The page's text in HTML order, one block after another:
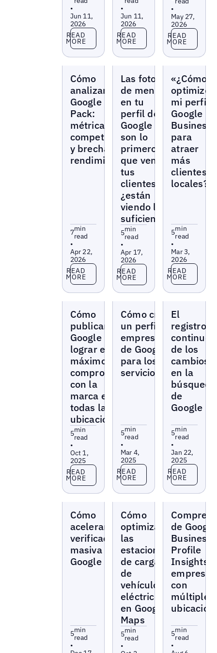
•
Jun 11,
2026
Read more
READ
MORE
•
Jun 11,
2026
Read more
READ
MORE
•
May 27,
2026
Read more
READ
MORE
Cómo
analizar el
Google Local
Pack:
métricas,
competidores
y brechas de
rendimiento
7min
read
•
Apr 22,
2026
Read more
READ
MORE
Las fotos
de menú
en tu
perfil de
Google
son lo
primero
que ven
tus
clientes —
¿están
viendo lo
suficiente?
5min
read
•
Apr 17,
2026
Read more
READ
MORE
«¿Cómo
optimizo
mi perfil
Google
Business
para
atraer
más
clientes
locales?»
5min
read
•
Mar 3,
2026
Read more
READ
MORE
Cómo
publicar en
Google para
lograr el
máximo
compromiso
con la
marca en
todas las
ubicaciones
5min
read
•
Oct 1,
2025
Read more
READ
MORE
Cómo crear
un perfil
empresarial
de Google
para los
servicios
5min
read
•
Mar 4,
2025
Read more
READ
MORE
El
registro
continuo
de los
cambios
en la
búsqueda
de
Google
5min
read
•
Jan 22,
2025
Read more
READ
MORE
Cómo
acelerar la
verificación
masiva de
Google
5min
read
•
Cómo
optimizar
las
estaciones
de carga
de
vehículos
eléctricos
en Google
Maps
5min
read
•
de Google
Business
Profile
Insights
empresas
con
múltiples
5min
read
•